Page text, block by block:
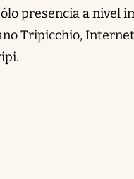
presencia a nivel
Tripicchio,